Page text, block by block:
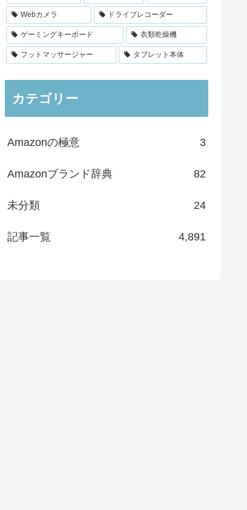
Webカメラ ドライブレコーダー
ゲーミングキーボード 衣類乾燥機
フットマッサージャー タブレット本体
カテゴリー
Amazonの極意 3
Amazonブランド辞典 82
未分類 24
記事一覧 4,891